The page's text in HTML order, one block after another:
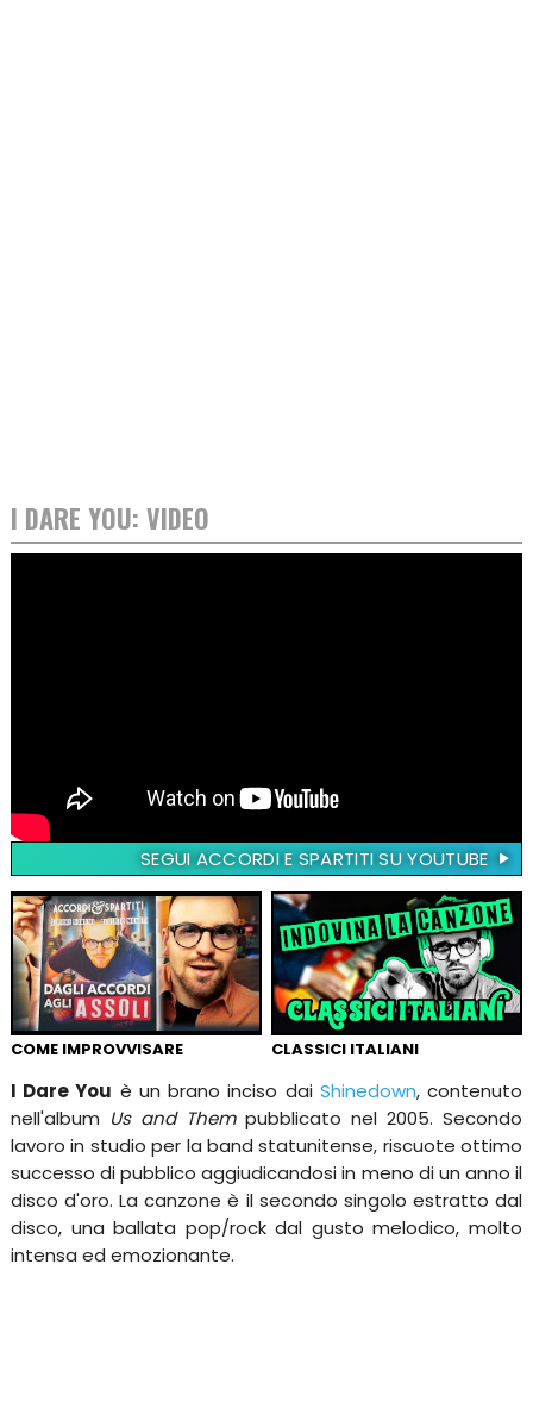
I DARE YOU: VIDEO
SEGUI ACCORDI E SPARTITI SU YOUTUBE
COME IMPROVVISARE CLASSICI ITALIANI
I Dare You è un brano inciso dai Shinedown, contenuto
nell'album Us and Thempubblicato nel 2005. Secondo
lavoro in studio per la band statunitense, riscuote ottimo
successo di pubblico aggiudicandosi in meno di un anno il
disco d'oro. La canzone è il secondo singolo estratto dal
disco, una ballata pop/rock dal gusto melodico, molto
intensa ed emozionante.